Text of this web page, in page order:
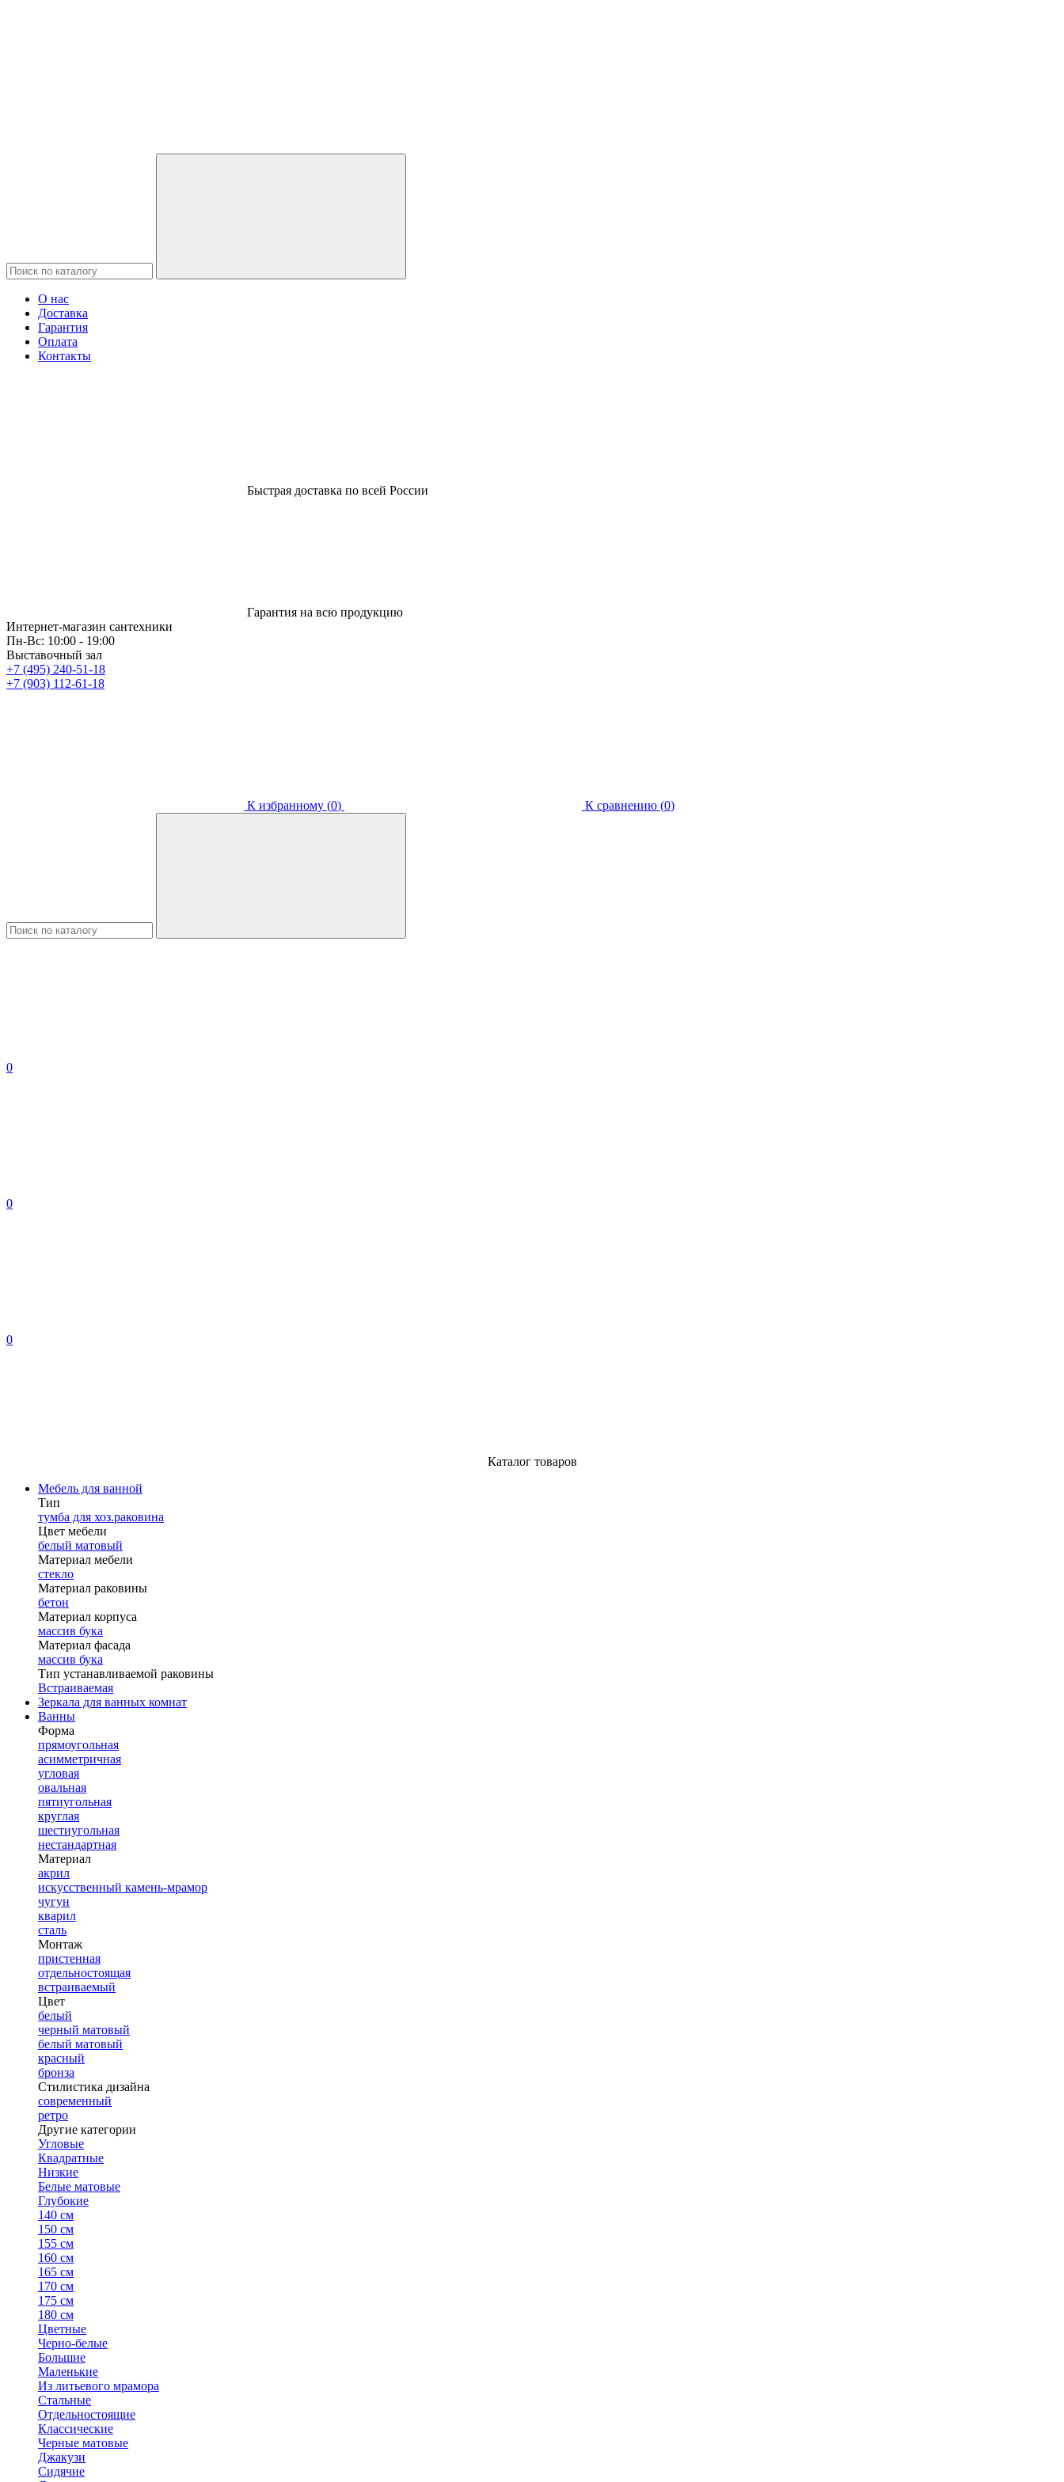
О нас
Доставка
Гарантия
Оплата
Контакты
Быстрая доставка по всей России
Гарантия на всю продукцию
Интернет-магазин сантехники
Пн-Вс: 10:00 - 19:00
Выставочный зал
+7 (495) 240-51-18
+7 (903) 112-61-18
К избранному (0) К сравнению (0)
0
0
0
Каталог товаров
Мебель для ванной
Тип
тумба для хоз.раковина
Цвет мебели
белый матовый
Материал мебели
стекло
Материал раковины
бетон
Материал корпуса
массив бука
Материал фасада
массив бука
Тип устанавливаемой раковины
Встраиваемая
Зеркала для ванных комнат
Ванны
Форма
прямоугольная
асимметричная
угловая
овальная
пятиугольная
круглая
шестиугольная
нестандартная
Материал
акрил
искусственный камень-мрамор
чугун
кварил
сталь
Монтаж
пристенная
отдельностоящая
встраиваемый
Цвет
белый
черный матовый
белый матовый
красный
бронза
Стилистика дизайна
современный
ретро
Другие категории
Угловые
Квадратные
Низкие
Белые матовые
Глубокие
140 см
150 см
155 см
160 см
165 см
170 см
175 см
180 см
Цветные
Черно-белые
Большие
Маленькие
Из литьевого мрамора
Стальные
Отдельностоящие
Классические
Черные матовые
Джакузи
Сидячие